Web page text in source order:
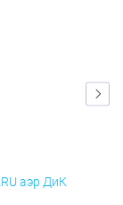
аэр ДиК